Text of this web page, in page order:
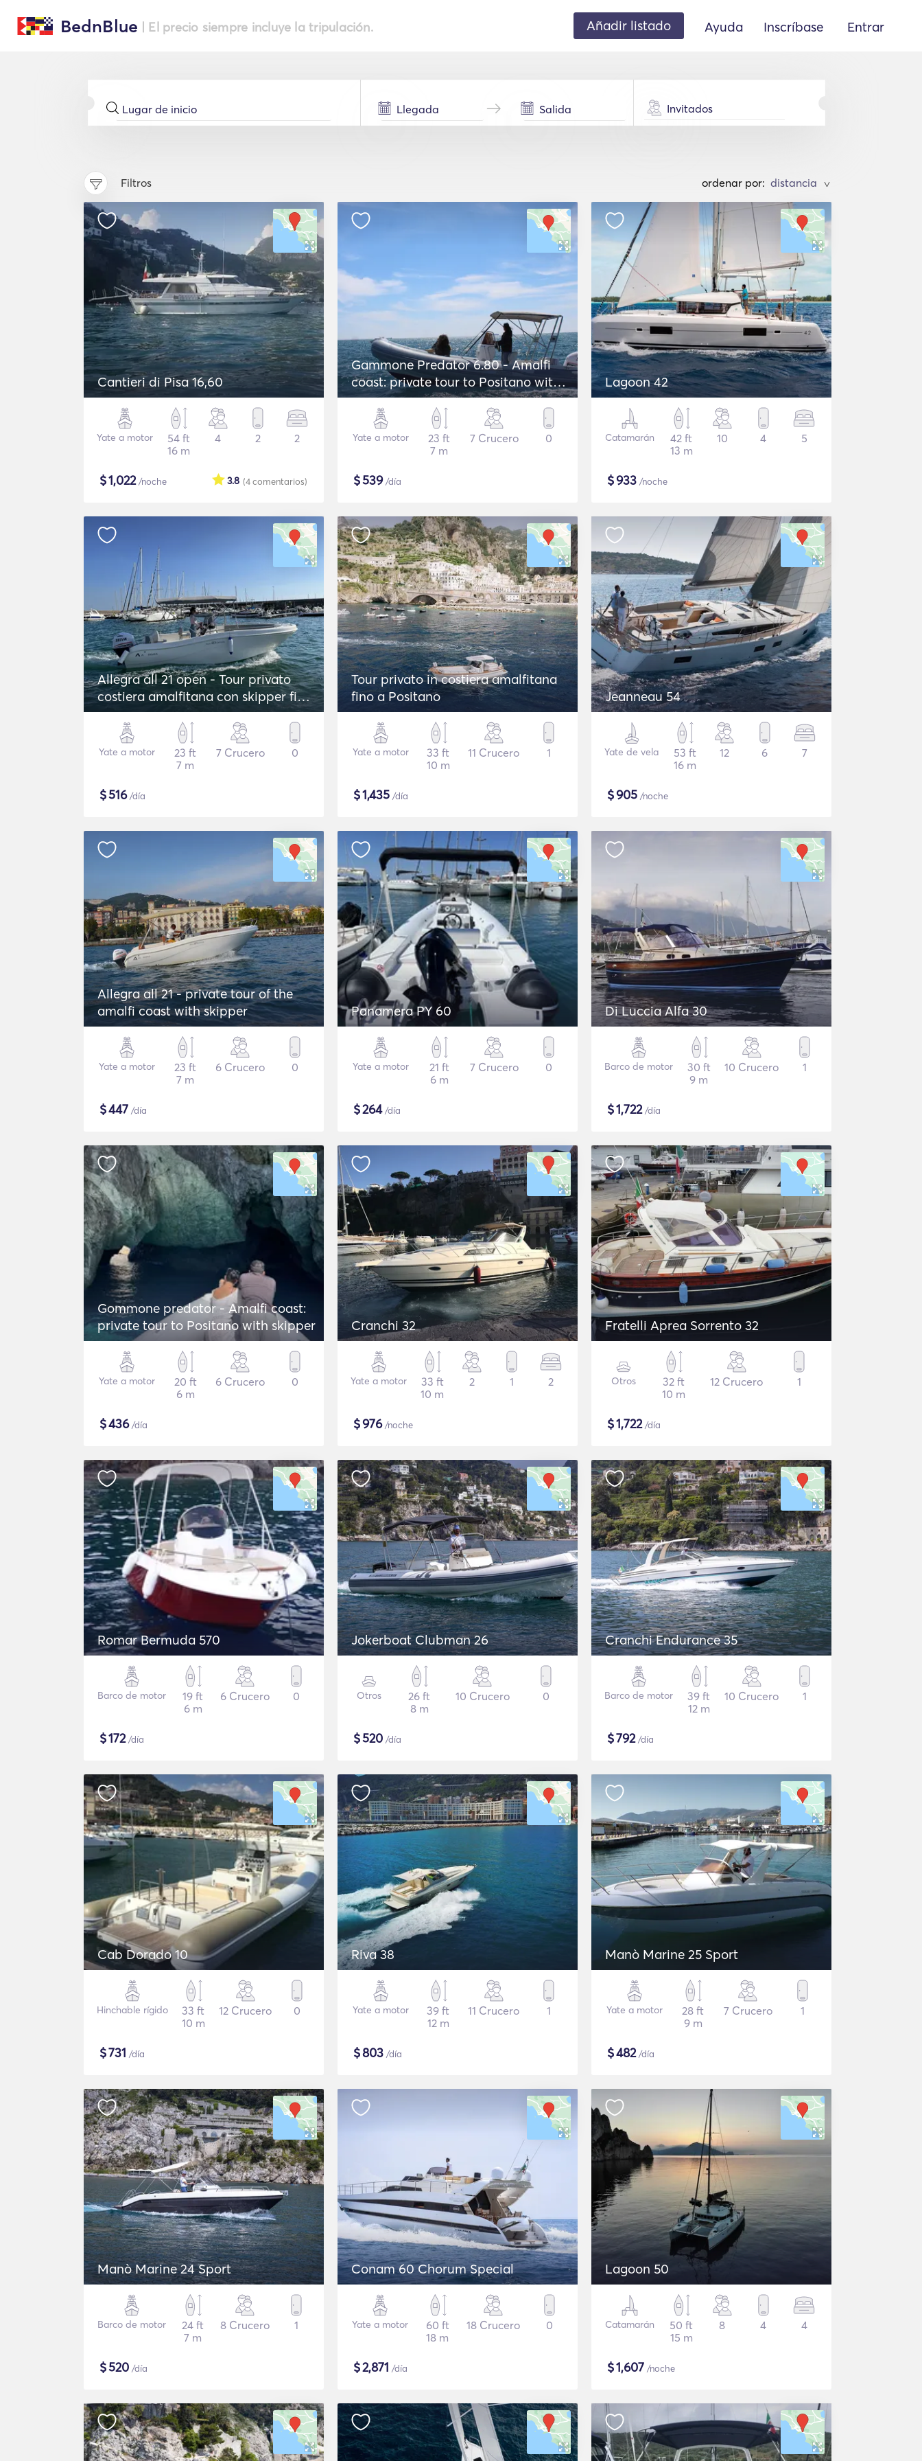
BednBlue | El precio siempre incluye la tripulación. Añadir listado Ayuda Inscríbase Entrar
Invitados
Filtros ordenar por: >
Cantieri di Pisa 16,60
Yate a motor
54 ft
16 m
4 2 2
$1,022/noche (4comentarios)
3.8
Gammone Predator 6.80 - Amalfi
coast: private tour to Positano with
skipper
Yate a motor
23 ft
7 m
7 Crucero 0
$539/día
Lagoon 42
Catamarán
42 ft
13 m
10 4 5
$933 /noche
Allegra all 21 open - Tour privato
costiera amalfitana con skipper fino
a Positano
Yate a motor
23 ft
7 m
7 Crucero 0
$516/día
Tour privato in costiera amalfitana
fino a Positano
Yate a motor
33 ft
10 m
11 Crucero 1
$1,435 /día
Jeanneau 54
Yate de vela
53 ft
16 m
12 6 7
$905 /noche
Allegra all 21 - private tour of the
amalfi coast with skipper
Yate a motor
23 ft
7 m
6 Crucero 0
$447 /día
Panamera PY 60
Yate a motor
21 ft
6 m
7 Crucero 0
$264/día
Di Luccia Alfa 30
Barco de motor
30 ft
9 m
10 Crucero 1
$1,722/día
Gommone predator - Amalfi coast:
private tour to Positano with skipper
Yate a motor
20 ft
6 m
6 Crucero 0
$436/día
Cranchi 32
Yate a motor
33 ft
10 m
2 1 2
$976/noche
Fratelli Aprea Sorrento 32
Otros
32 ft
10 m
12 Crucero 1
$1,722/día
Romar Bermuda 570
Barco de motor
19 ft
6 m
6 Crucero 0
$172/día
Jokerboat Clubman 26
Otros
26 ft
8 m
10 Crucero 0
$520 /día
Cranchi Endurance 35
Barco de motor
39 ft
12 m
10 Crucero 1
$792/día
Cab Dorado 10
Hinchable rígido
33 ft
10 m
12 Crucero 0
$731 /día
Riva 38
Yate a motor
39 ft
12 m
11 Crucero 1
$803 /día
Manò Marine 25 Sport
Yate a motor
28 ft
9 m
7 Crucero 1
$482/día
Manò Marine 24 Sport
Barco de motor
24 ft
7 m
8 Crucero 1
$520 /día
Conam 60 Chorum Special
Yate a motor
60 ft
18 m
18 Crucero 0
$2,871 /día
Lagoon 50
Catamarán
50 ft
15 m
8 4 4
$1,607 /noche